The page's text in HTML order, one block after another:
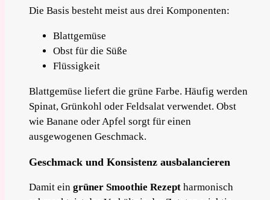
Die Basis besteht meist aus drei Komponenten:
Blattgemüse
Obst für die Süße
Flüssigkeit
Blattgemüse liefert die grüne Farbe. Häufig werden
Spinat, Grünkohl oder Feldsalat verwendet. Obst
wie Banane oder Apfel sorgt für einen
ausgewogenen Geschmack.
Geschmack und Konsistenz ausbalancieren
Damit ein grüner Smoothie Rezept harmonisch